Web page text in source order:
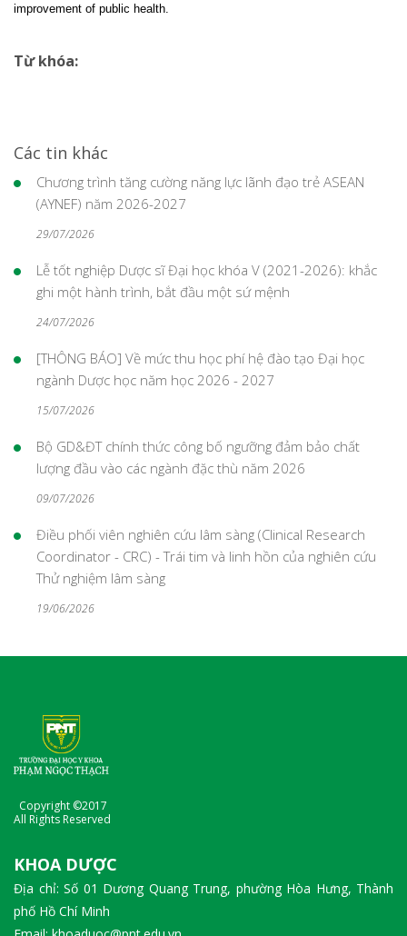
improvement of public health.
Từ khóa:
Các tin khác
Chương trình tăng cường năng lực lãnh đạo trẻ ASEAN
(AYNEF) năm 2026-2027
29/07/2026
Lễ tốt nghiệp Dược sĩ Đại học khóa V (2021-2026): khắc
ghi một hành trình, bắt đầu một sứ mệnh
24/07/2026
[THÔNG BÁO] Về mức thu học phí hệ đào tạo Đại học
ngành Dược học năm học 2026 - 2027
15/07/2026
Bộ GD&ĐT chính thức công bố ngưỡng đảm bảo chất
lượng đầu vào các ngành đặc thù năm 2026
09/07/2026
Điều phối viên nghiên cứu lâm sàng (Clinical Research
Coordinator - CRC) - Trái tim và linh hồn của nghiên cứu
Thử nghiệm lâm sàng
19/06/2026
Copyright ©2017
All Rights Reserved
KHOA DƯỢC
Địa chỉ: Số 01 Dương Quang Trung, phường Hòa Hưng, Thành
phố Hồ Chí Minh